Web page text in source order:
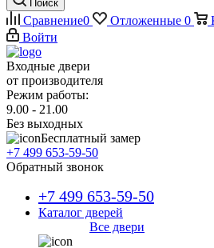
Поиск
Сравнение0 Отложенные 0
Войти
Входные двери
от производителя
Режим работы:
9.00 - 21.00
Без выходных
Бесплатный замер
+7 499 653-59-50
Обратный звонок
+7 499 653-59-50
Каталог дверей
Все двери